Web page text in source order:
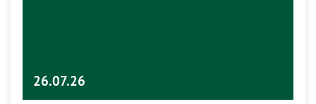
26.07.26